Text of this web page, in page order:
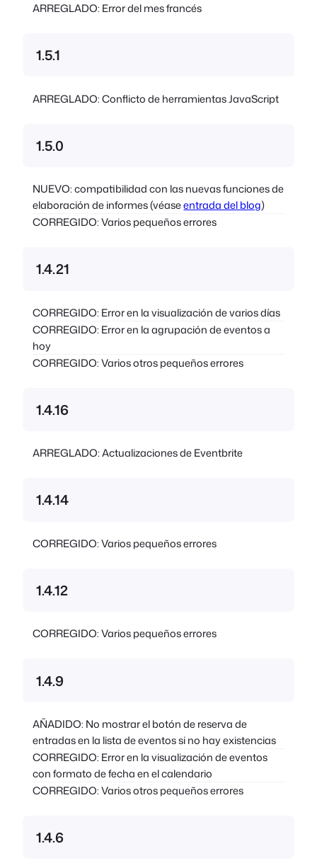
ARREGLADO: Error del mes francés
1.5.1
ARREGLADO: Conflicto de herramientas JavaScript
1.5.0
NUEVO: compatibilidad con las nuevas funciones de
elaboración de informes (véaseentrada del blog)
CORREGIDO: Varios pequeños errores
1.4.21
CORREGIDO: Error en la visualización de varios días
CORREGIDO: Error en la agrupación de eventos a
hoy
CORREGIDO: Varios otros pequeños errores
1.4.16
ARREGLADO: Actualizaciones de Eventbrite
1.4.14
CORREGIDO: Varios pequeños errores
1.4.12
CORREGIDO: Varios pequeños errores
1.4.9
AÑADIDO: No mostrar el botón de reserva de
entradas en la lista de eventos si no hay existencias
CORREGIDO: Error en la visualización de eventos
con formato de fecha en el calendario
CORREGIDO: Varios otros pequeños errores
1.4.6